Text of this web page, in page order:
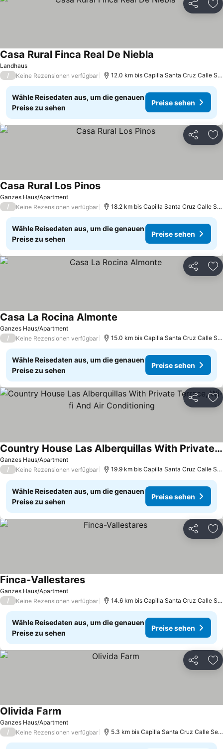
Teilen
Landhaus
Casa Rural Finca Real De Niebla
/ Keine Rezensionen verfügbar 12.0 km bis Capilla Santa Cruz Calle
Wähle Reisedaten aus, um die genauen
Preise zu sehen
Preise sehen
Teilen
Ganzes Haus/Apartment
Casa Rural Los PinosPreise sehen
/ Keine Rezensionen verfügbar 18.2 km bis Capilla Santa Cruz Calle
Wähle Reisedaten aus, um die genauen
Preise zu sehen
Preise sehen
Teilen
Ganzes Haus/Apartment
Casa La Rocina Almonte
/ Keine Rezensionen verfügbar 15.0 km bis Capilla Santa Cruz Calle
Wähle Reisedaten aus, um die genauen
Preise zu sehen
Preise sehen
Teilen
Ganzes Haus/Apartment
Country House Las Alberquillas With Private Terrace, Wi-fi And Air Conditioning
Preise sehen
/ Keine Rezensionen verfügbar 19.9 km bis Capilla Santa Cruz Calle
Wähle Reisedaten aus, um die genauen
Preise zu sehen
Preise sehen
Teilen
Ganzes Haus/Apartment
Finca-VallestaresPreise sehen
/ Keine Rezensionen verfügbar 14.6 km bis Capilla Santa Cruz Calle
Wähle Reisedaten aus, um die genauen
Preise zu sehen
Preise sehen
Teilen
Ganzes Haus/Apartment
Olivida Farm
/ Keine Rezensionen verfügbar 5.3 km bis Capilla Santa Cruz Calle